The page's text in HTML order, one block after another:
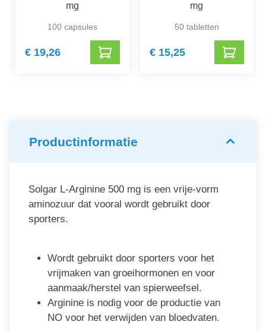
mg
100 capsules
€ 19,26
mg
50 tabletten
€ 15,25
Productinformatie
Solgar L-Arginine 500 mg is een vrije-vorm
aminozuur dat vooral wordt gebruikt door
sporters.
Wordt gebruikt door sporters voor het
vrijmaken van groeihormonen en voor
aanmaak/herstel van spierweefsel.
Arginine is nodig voor de productie van
NO voor het verwijden van bloedvaten.